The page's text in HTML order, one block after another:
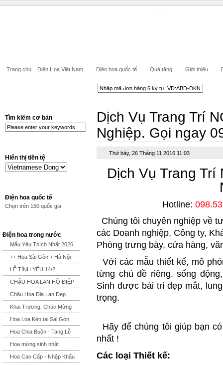
Trang chủ Điện Hoa Việt Nam Điện hoa quốc tế Quà tặng Giới thiệu
Tìm kiếm cơ bản
Hiển thị tiền tệ
Điện hoa quốc tế
Chọn trên 150 quốc gia
Điện hoa trong nước
Mẫu Yêu Thích Nhất 2026
++ Hoa Sài Gòn + Hà Nội
LỄ TÌNH YÊU 14/2
CHẬU HOA LAN HỒ ĐIỆP
Chậu Hoa Địa Lan Đẹp
Khai Trương, Chúc Mừng
Hoa Loa Kèn tại Sài Gòn
Hoa Chia Buồn - Tang Lễ
Hoa mừng sinh nhật
Hoa Cao Cấp - Nhập Khẩu
Dịch Vụ Trang Trí
Nghiệp. Gọi ngay
Thứ bảy, 26 Tháng 11 2016 11:03
Dịch Vụ Trang Trí
Hotline:
Chúng tôi chuyên nghiệp về
các Doanh nghiệp, Công ty,
Phòng trưng bày, cửa hàng,
Với các mẫu thiết kế, mô
từng chủ đề riêng, sống
Sinh được bài trí đẹp mắt,
trọng.
Hãy để chúng tôi giúp bạn
nhất !
Các loại Thiết kế: